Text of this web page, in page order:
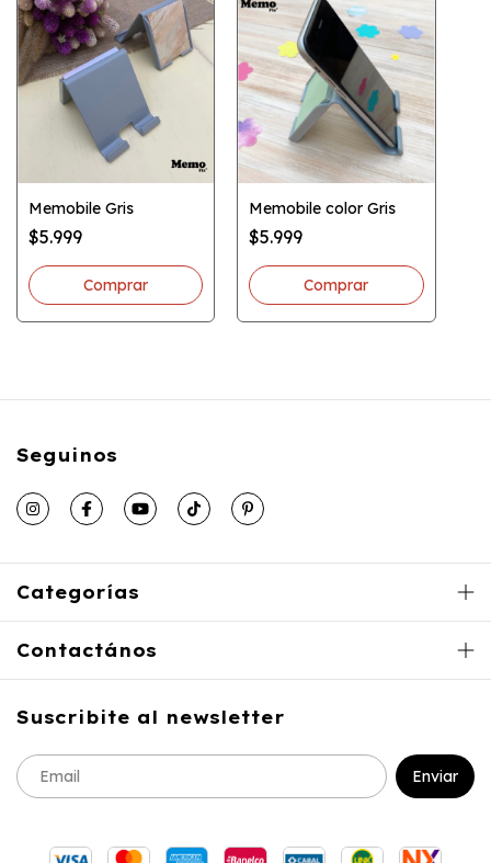
Memobile Gris
$5.999
Memobile color Gris
$5.999
Seguinos
Categorías
Contactános
Suscribite al newsletter